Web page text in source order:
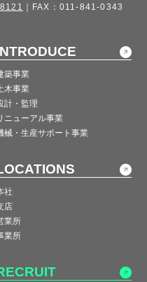
｜FAX：011-841-0343
築事業
木事業
計・監理
ニューアル事業
械・生産サポート事業
社
店
業所
業所